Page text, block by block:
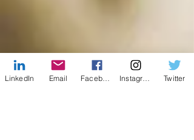
LinkedIn Email Twitter